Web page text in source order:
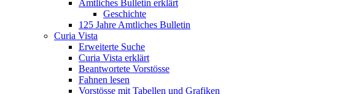
Amtliches Bulletin erklärt
Geschichte
125 Jahre Amtliches Bulletin
Curia Vista
Erweiterte Suche
Curia Vista erklärt
Beantwortete Vorstösse
Fahnen lesen
Vorstösse mit Tabellen und Grafiken